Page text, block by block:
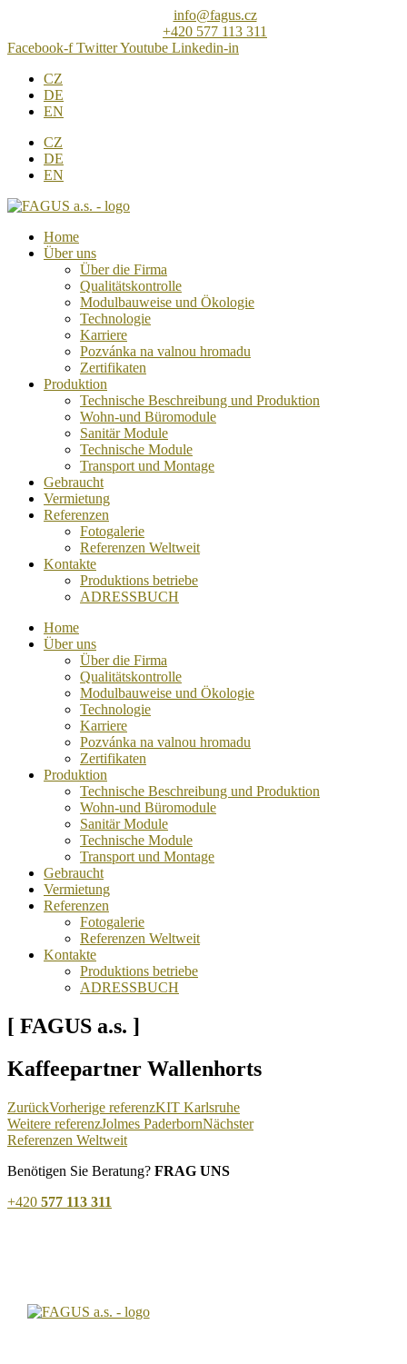
Inhalt
info@fagus.cz
+420 577 113 311
Facebook-f TwitterYoutube Linkedin-in
CZ
DE
EN
CZ
DE
EN
Home
Über uns
Über die Firma
Qualitätskontrolle
Modulbauweise und Ökologie
Technologie
Karriere
Pozvánka na valnou hromadu
Zertifikaten
Produktion
Technische Beschreibung und Produktion
Wohn-und Büromodule
Sanitär Module
Technische Module
Transport und Montage
Gebraucht
Vermietung
Referenzen
Fotogalerie
Referenzen Weltweit
Kontakte
Produktions betriebe
ADRESSBUCH
Home
Über uns
Über die Firma
Qualitätskontrolle
Modulbauweise und Ökologie
Technologie
Karriere
Pozvánka na valnou hromadu
Zertifikaten
Produktion
Technische Beschreibung und Produktion
Wohn-und Büromodule
Sanitär Module
Technische Module
Transport und Montage
Gebraucht
Vermietung
Referenzen
Fotogalerie
Referenzen Weltweit
Kontakte
Produktions betriebe
ADRESSBUCH
[ FAGUS a.s. ]
Kaffeepartner Wallenhorts
ZurückVorherige referenzKIT Karlsruhe
Weitere referenzJolmes PaderbornNächster
Referenzen Weltweit
Benötigen Sie Beratung? FRAG UNS
+420 577 113 311